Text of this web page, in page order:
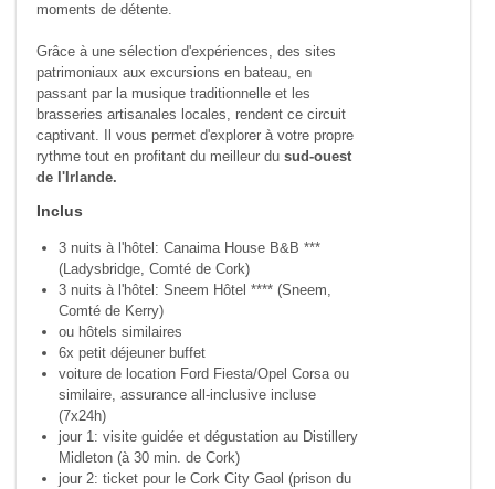
moments de détente.
Grâce à une sélection d'expériences, des sites
patrimoniaux aux excursions en bateau, en
passant par la musique traditionnelle et les
brasseries artisanales locales, rendent ce circuit
captivant. Il vous permet d'explorer à votre propre
rythme tout en profitant du meilleur dusud-ouest
de l'Irlande.
Inclus
3 nuits à l'hôtel: Canaima House B&B ***
(Ladysbridge, Comté de Cork)
3 nuits à l'hôtel: Sneem Hôtel **** (Sneem,
Comté de Kerry)
ou hôtels similaires
6x petit déjeuner buffet
voiture de location Ford Fiesta/Opel Corsa ou
similaire, assurance all-inclusive incluse
(7x24h)
jour 1: visite guidée et dégustation au Distillery
Midleton (à 30 min. de Cork)
jour 2: ticket pour le Cork City Gaol (prison du